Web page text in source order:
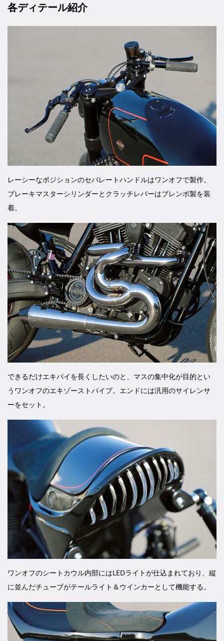
各ディテール紹介
レーシーなポジションのセパレートハンドルはワンオフで製作。
ブレーキマスターシリンダーとクラッチレバーはブレンボ製を装
着。
できるだけエキパイを長くしたいのと、マスの集中化が目的とい
うワンオフのエキゾーストパイプ。エンドには汎用のサイレンサ
ーをセット。
ワンオフのシートカウル内部にはLEDライトが仕込まれており、縦
に並んだチューブがテールライト＆ウインカーとして機能する。